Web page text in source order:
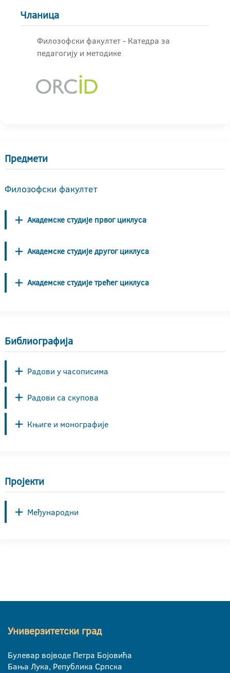
Чланица
Филозофски факултет - Катедра за
педагогију и методике
Предмети
Филозофски факултет
Академске студије првог циклуса
Академске студије другог циклуса
Академске студије трећег циклуса
Библиографија
Радови у часописима
Радови са скупова
Књиге и монографије
Пројекти
Међународни
Универзитетски град
Булевар војводе Петра Бојовића
Бања Лука, Република Српска